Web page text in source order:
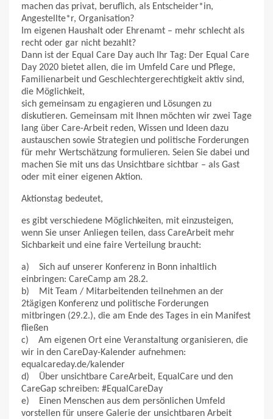
machen das privat, beruflich, als Entscheider*in,
Angestellte*r, Organisation?
Im eigenen Haushalt oder Ehrenamt – mehr schlecht als
recht oder gar nicht bezahlt?
Dann ist der Equal Care Day auch Ihr Tag: Der Equal Care
Day 2020 bietet allen, die im Umfeld Care und Pflege,
Familienarbeit und Geschlechtergerechtigkeit aktiv sind,
die Möglichkeit,
sich gemeinsam zu engagieren und Lösungen zu
diskutieren. Gemeinsam mit Ihnen möchten wir zwei Tage
lang über Care-Arbeit reden, Wissen und Ideen dazu
austauschen sowie Strategien und politische Forderungen
für mehr Wertschätzung formulieren. Seien Sie dabei und
machen Sie mit uns das Unsichtbare sichtbar – als Gast
oder mit einer eigenen Aktion.
Aktionstag bedeutet,
es gibt verschiedene Möglichkeiten, mit einzusteigen,
wenn Sie unser Anliegen teilen, dass CareArbeit mehr
Sichbarkeit und eine faire Verteilung braucht:
a) Sich auf unserer Konferenz in Bonn inhaltlich
einbringen: CareCamp am 28.2.
b) Mit Team / Mitarbeitenden teilnehmen an der
2tägigen Konferenz und politische Forderungen
mitbringen (29.2.), die am Ende des Tages in ein Manifest
fließen
c) Am eigenen Ort eine Veranstaltung organisieren, die
wir in den CareDay-Kalender aufnehmen:
equalcareday.de/kalender
d) Über unsichtbare CareArbeit, EqualCare und den
CareGap schreiben: #EqualCareDay
e) Einen Menschen aus dem persönlichen Umfeld
vorstellen für unsere Galerie der unsichtbaren Arbeit